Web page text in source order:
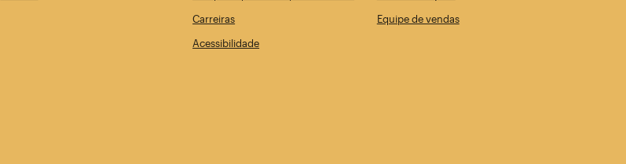
Carreiras
Acessibilidade
Equipe de vendas